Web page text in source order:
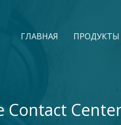
ГЛАВНАЯ ПРОДУКТЫ
Contact